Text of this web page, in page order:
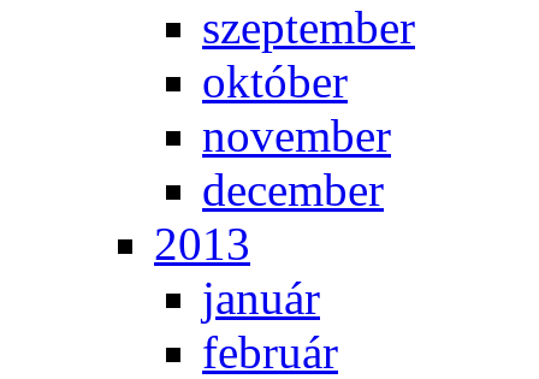
szep­tem­ber
ok­tó­ber
no­vem­ber
de­cem­ber
2013
ja­nu­ár
feb­ru­ár